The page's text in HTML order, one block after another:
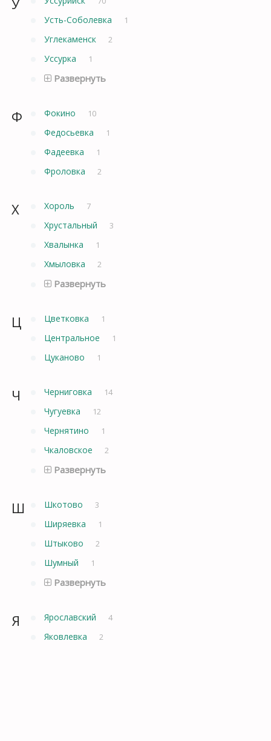
Усть-Соболевка 1
Углекаменск 2
Уссурка 1
Развернуть
Ф Фокино 10
Федосьевка 1
Фадеевка 1
Фроловка 2
Х Хороль 7
Хрустальный 3
Хвалынка 1
Хмыловка 2
Развернуть
Ц Цветковка 1
Центральное 1
Цуканово 1
Ч Черниговка 14
Чугуевка 12
Чернятино 1
Чкаловское 2
Развернуть
Ш Шкотово 3
Ширяевка 1
Штыково 2
Шумный 1
Развернуть
Я Ярославский 4
Яковлевка 2